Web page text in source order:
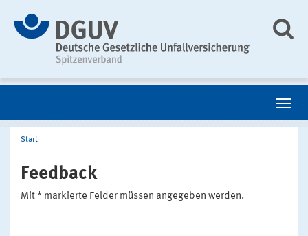
Start
Feedback
Mit * markierte Felder müssen angegeben werden.